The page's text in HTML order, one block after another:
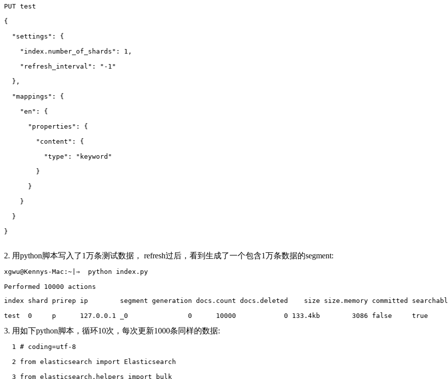
PUT test
{
  "settings": {
    "index.number_of_shards": 1,
    "refresh_interval": "-1"
  },
  "mappings": {
    "en": {
      "properties": {
        "content": {
          "type": "keyword"
        }
      }
    }
  }
}
2. 用python脚本写入了1万条测试数据， refresh过后，看到生成了一个包含1万条数据的segment:
xgwu@Kennys-Mac:~|⇒  python index.py
Performed 10000 actions
index shard prirep ip        segment generation docs.count docs.deleted    size size.memory committed
test  0     p      127.0.0.1 _0               0      10000            0 133.4kb        3086 false     true
3. 用如下python脚本，循环10次，每次更新1000条同样的数据:
  1 # coding=utf-8
  2 from elasticsearch import Elasticsearch
  3 from elasticsearch.helpers import bulk